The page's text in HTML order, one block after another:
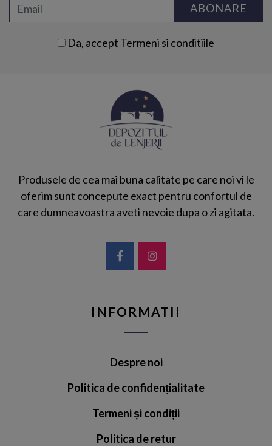
ABONARE
Da, accept Termeni si conditiile
INFORMATII
Despre noi
Politica de confidențialitate
Termeni și condiții
Politica de retur
Produsele de cea mai buna calitate pe care noi vi le
oferim sunt concepute exact pentru confortul de
care dumneavoastra aveti nevoie dupa o zi agitata.